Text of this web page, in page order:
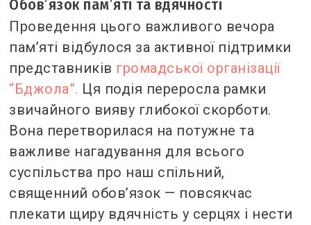
Обов’язок пам’яті та вдячності
Проведення цього важливого вечора
пам’яті відбулося за активної підтримки
представників громадської організації
“Бджола”. Ця подія переросла рамки
звичайного вияву глибокої скорботи.
Вона перетворилася на потужне та
важливе нагадування для всього
суспільства про наш спільний,
священний обов’язок — повсякчас
плекати щиру вдячність у серцях і нести